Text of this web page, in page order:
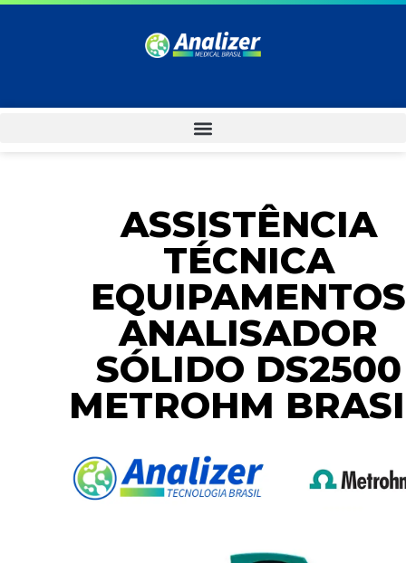
ASSISTÊNCIA
TÉCNICA
EQUIPAMENTOS
ANALISADOR
SÓLIDO DS2500
METROHM